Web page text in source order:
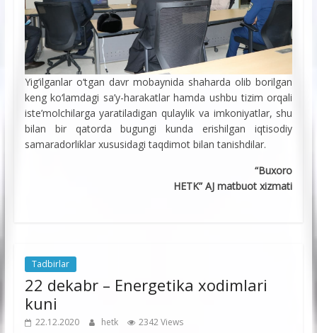
Yig‘ilganlar o‘tgan davr mobaynida shaharda olib borilgan
keng ko‘lamdagi sa’y-harakatlar hamda ushbu tizim orqali
iste’molchilarga yaratiladigan qulaylik va imkoniyatlar, shu
bilan bir qatorda bugungi kunda erishilgan iqtisodiy
samaradorliklar xususidagi taqdimot bilan tanishdilar.
“Buxoro
HETK” AJ matbuot xizmati
Tadbirlar
22 dekabr – Energetika xodimlari
kuni
22.12.2020 hetk 2342 Views